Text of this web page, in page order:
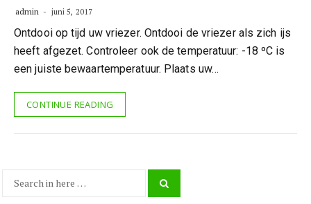
admin juni 5, 2017
Ontdooi op tijd uw vriezer. Ontdooi de vriezer als zich ijs
heeft afgezet. Controleer ook de temperatuur: -18 ºC is
een juiste bewaartemperatuur. Plaats uw…
CONTINUE READING
Search